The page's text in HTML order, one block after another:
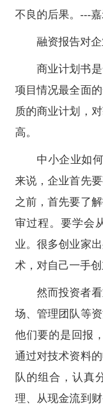
不良的后果。---
融资报告对
商业计划书
项目情况最全面
质的商业计划，
高。
中小企业如
来说，企业首先
之前，首先要了
审过程。要学会
业。很多创业家
术，对自己一手
然而投资者
场、管理团队等
他们要的是回报
通过对技术资料
队的组合，认真
理、从现金流到